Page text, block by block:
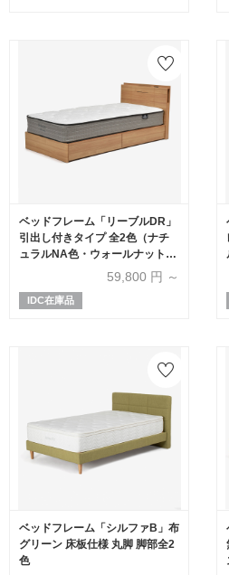
ベッドフレーム「リーブルDR」
引出し付きタイプ 全2色（ナチ
ュラルNA色・ウォールナットグ
レーWNG色）全5サイズ
59,800 円 ～
IDC在庫品
ベッドフレーム「シルファB」布
グリーン 床板仕様 丸脚 脚部全2
色